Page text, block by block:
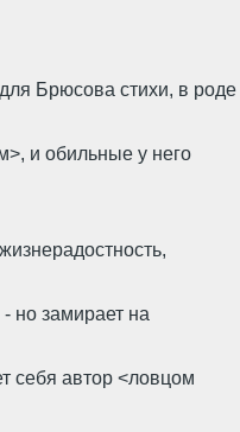
Брюсова стихи, в роде
и обильные у него
но замирает на
себя автор <ловцом